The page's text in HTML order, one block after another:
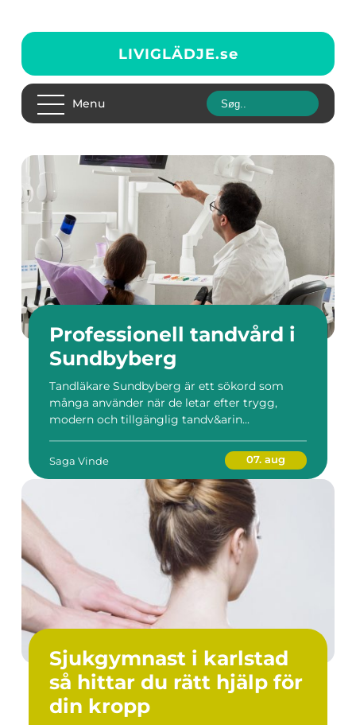
LIVIGLÄDJE.se
Menu
Professionell tandvård i
Sundbyberg
Tandläkare Sundbyberg är ett sökord som
många använder när de letar efter trygg,
modern och tillgänglig tandv&arin...
Saga Vinde 07. aug
Sjukgymnast i karlstad
så hittar du rätt hjälp för
din kropp